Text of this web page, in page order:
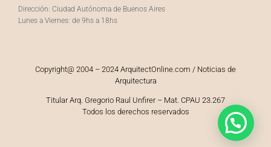
Dirección: Ciudad Autónoma de Buenos Aires
Lunes a Viernes: de 9hs a 18hs
Copyright@ 2004 – 2024 ArquitectOnline.com / Noticias de
Arquitectura
Titular Arq. Gregorio Raul Unfirer – Mat. CPAU 23.267
Todos los derechos reservados